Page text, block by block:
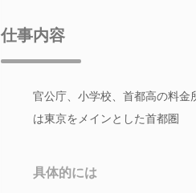
仕事内容
官公庁、小学校、首都高の料
は東京をメインとした首都圏
具体的には